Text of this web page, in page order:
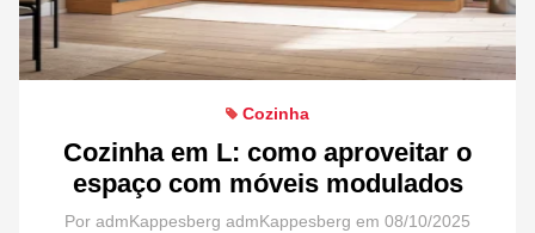
Cozinha
Cozinha em L: como aproveitar o
espaço com móveis modulados
Por admKappesberg admKappesberg em 08/10/2025